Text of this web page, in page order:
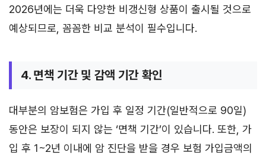
2026년에는 더욱 다양한 비갱신형 상품이 출시될 것으로
예상되므로, 꼼꼼한 비교 분석이 필수입니다.
4. 면책 기간 및 감액 기간 확인
대부분의 암보험은 가입 후 일정 기간(일반적으로 90일)
동안은 보장이 되지 않는 ‘면책 기간’이 있습니다. 또한, 가
입 후 1~2년 이내에 암 진단을 받을 경우 보험 가입금액의